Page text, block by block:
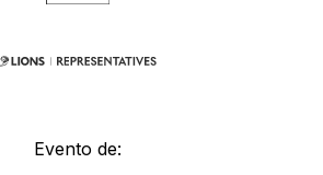
Evento de: